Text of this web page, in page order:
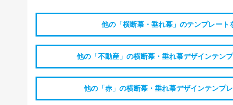
他の「横断幕・垂れ幕」のテンプレート
他の「不動産」の横断幕・垂れ幕デザインテン
他の「赤」の横断幕・垂れ幕デザインテンプ